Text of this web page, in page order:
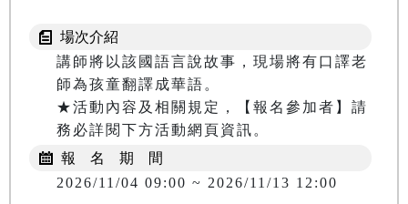
場次介紹
講師將以該國語言說故事，現場將有口譯老
師為孩童翻譯成華語。
★活動內容及相關規定，【報名參加者】請
務必詳閱下方活動網頁資訊。
報 名 期 間
2026/11/04 09:00 ~ 2026/11/13 12:00